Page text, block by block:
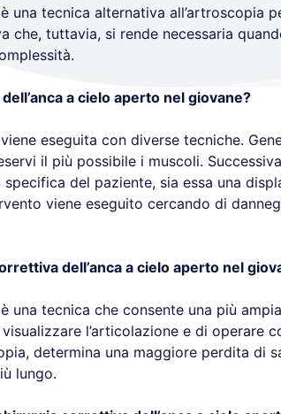
tecnica alternativa all’artroscopia
che, tuttavia, si rende necessaria
a cielo aperto nel giovane?
eseguita con diverse tecniche.
il più possibile i muscoli.
del paziente, sia essa una
viene eseguito cercando di
dell’anca a cielo aperto nel
una tecnica che consente una più
l’articolazione e di operare
determina una maggiore perdita di
lungo.